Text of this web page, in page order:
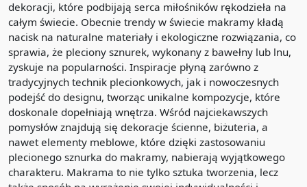
dekoracji, które podbijają serca miłośników rękodzieła na
całym świecie. Obecnie trendy w świecie makramy kładą
nacisk na naturalne materiały i ekologiczne rozwiązania, co
sprawia, że pleciony sznurek, wykonany z bawełny lub lnu,
zyskuje na popularności. Inspiracje płyną zarówno z
tradycyjnych technik plecionkowych, jak i nowoczesnych
podejść do designu, tworząc unikalne kompozycje, które
doskonale dopełniają wnętrza. Wśród najciekawszych
pomysłów znajdują się dekoracje ścienne, biżuteria, a
nawet elementy meblowe, które dzięki zastosowaniu
plecionego sznurka do makramy, nabierają wyjątkowego
charakteru. Makrama to nie tylko sztuka tworzenia, lecz